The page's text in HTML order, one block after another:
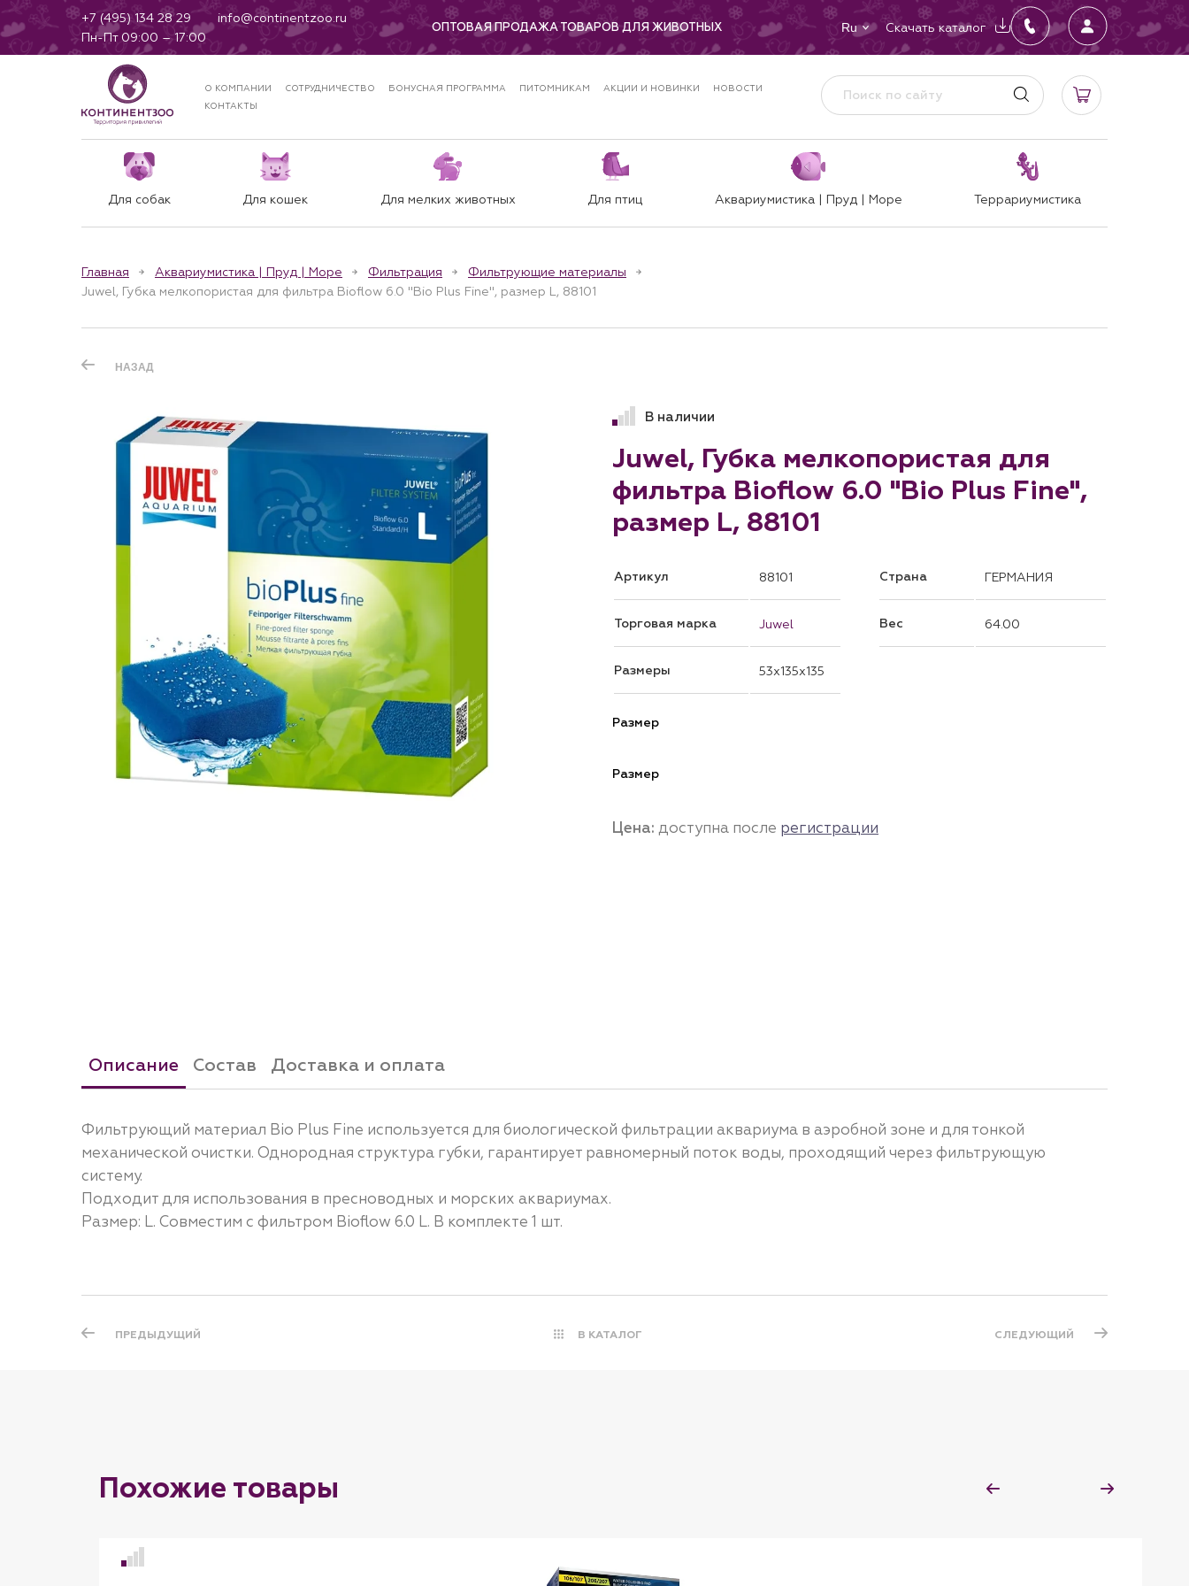
+7 (495) 134 28 29
info@continentzoo.ru
Пн-Пт 09:00 – 17:00
ОПТОВАЯ ПРОДАЖА ТОВАРОВ ДЛЯ ЖИВОТНЫХ Ru Скачать каталог
О КОМПАНИИ СОТРУДНИЧЕСТВО БОНУСНАЯ ПРОГРАММА ПИТОМНИКАМ АКЦИИ И НОВИНКИ
НОВОСТИ
КОНТАКТЫ
Для собак Для кошек Для мелких животных Для птиц Аквариумистика | Пруд | Море Террариумистика
Главная Аквариумистика | Пруд | Море Фильтрация
Фильтрующие материалы
Juwel, Губка мелкопористая для фильтра Bioflow 6.0 "Bio Plus Fine", размер L, 88101
НАЗАД
В наличии
Juwel, Губка мелкопористая для
фильтра Bioflow 6.0 "Bio Plus Fine",
размер L, 88101
Артикул 88101
Торговая марка Juwel
Размеры 53x135x135
Страна ГЕРМАНИЯ
Вес 64.00
Размер
Размер
Цена: доступна после регистрации
Описание Состав Доставка и оплата
Фильтрующий материал Bio Plus Fine используется для биологической фильтрации аквариума в аэробной зоне и для тонкой
механической очистки. Однородная структура губки, гарантирует равномерный поток воды, проходящий через фильтрующую
систему.
Подходит для использования в пресноводных и морских аквариумах.
Размер: L. Совместим с фильтром Bioflow 6.0 L. В комплекте 1 шт.
ПРЕДЫДУЩИЙ В КАТАЛОГ СЛЕДУЮЩИЙ
Похожие товары